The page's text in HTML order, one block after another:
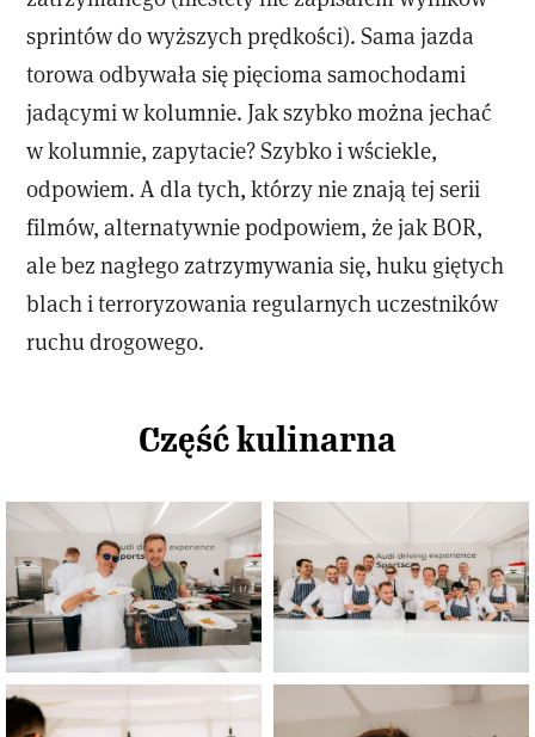
sprintów do wyższych prędkości). Sama jazda
torowa odbywała się pięcioma samochodami
jadącymi w kolumnie. Jak szybko można jechać
w kolumnie, zapytacie? Szybko i wściekle,
odpowiem. A dla tych, którzy nie znają tej serii
filmów, alternatywnie podpowiem, że jak BOR,
ale bez nagłego zatrzymywania się, huku giętych
blach i terroryzowania regularnych uczestników
ruchu drogowego.
Część kulinarna